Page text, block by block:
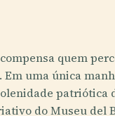
quem
Em uma única
patriótica
do Museu del